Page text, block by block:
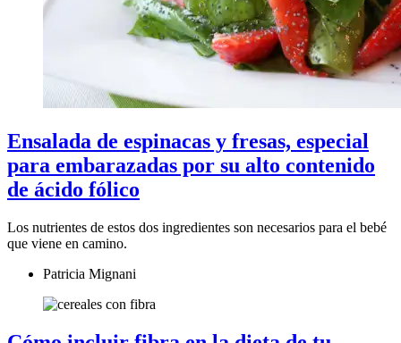
Ensalada de espinacas y fresas, especial
para embarazadas por su alto contenido
de ácido fólico
Los nutrientes de estos dos ingredientes son necesarios para el bebé
que viene en camino.
Patricia Mignani